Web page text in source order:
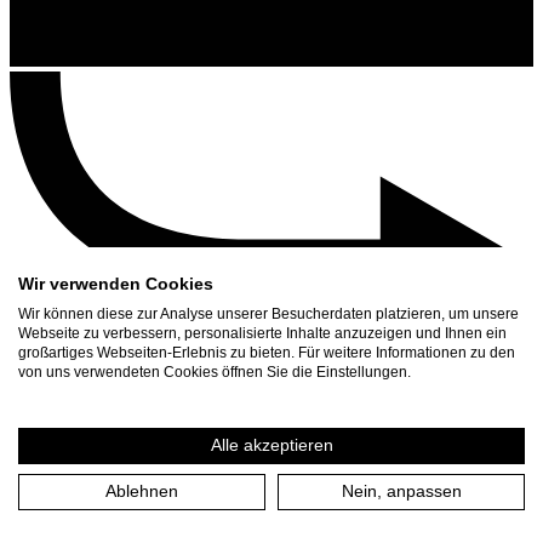
Kontakt
Presse Download
Wir verwenden Cookies
Wir können diese zur Analyse unserer Besucherdaten platzieren, um unsere
Webseite zu verbessern, personalisierte Inhalte anzuzeigen und Ihnen ein
großartiges Webseiten-Erlebnis zu bieten. Für weitere Informationen zu den
von uns verwendeten Cookies öffnen Sie die Einstellungen.
Alle akzeptieren
Ablehnen Nein, anpassen